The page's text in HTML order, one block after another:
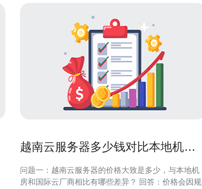
越南云服务器多少钱对比本地机房
问题一：越南云服务器的价格大致是多少，与本地机
房和国际云厂商相比有哪些差异？ 回答：价格会因规